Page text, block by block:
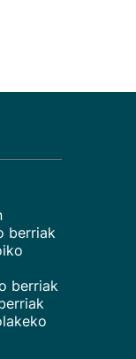
berriak
berriak